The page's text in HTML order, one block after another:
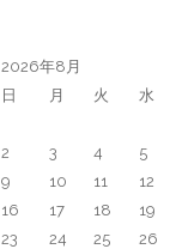
2026年8月
日
月 火 水
2
3 4 5
9
10 11 12
16
17 18 19
23
24 25 26